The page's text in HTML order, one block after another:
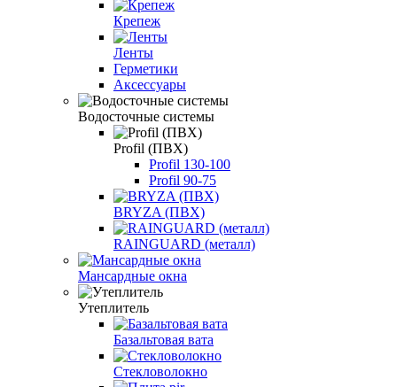
Крепеж
Ленты
Герметики
Аксессуары
Водосточные системы
Profil (ПВХ)
Profil 130-100
Profil 90-75
BRYZA (ПВХ)
RAINGUARD (металл)
Мансардные окна
Утеплитель
Базальтовая вата
Стекловолокно